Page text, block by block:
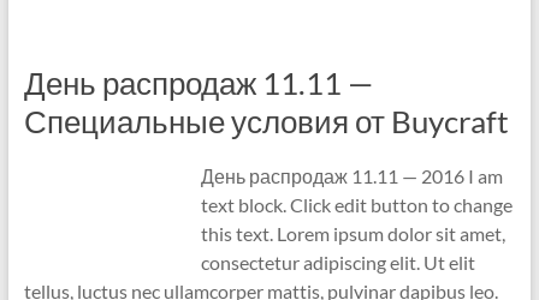
.
T
b
День распродаж 11.11 —
Специальные условия от Buycraft
День распродаж 11.11 — 2016 I am
text block. Click edit button to change
this text. Lorem ipsum dolor sit amet,
consectetur adipiscing elit. Ut elit
tellus, luctus nec ullamcorper mattis, pulvinar dapibus leo.